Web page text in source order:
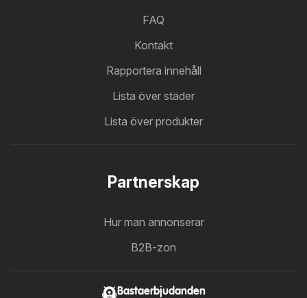
FAQ
Kontakt
Rapportera innehåll
Lista över städer
Lista över produkter
Partnerskap
Hur man annonserar
B2B-zon
Bastaerbjudanden